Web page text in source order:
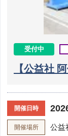
受付中
【公益社
開催日時
開催場所 公益